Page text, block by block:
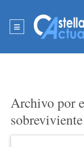
Archivo por
sobreviviente